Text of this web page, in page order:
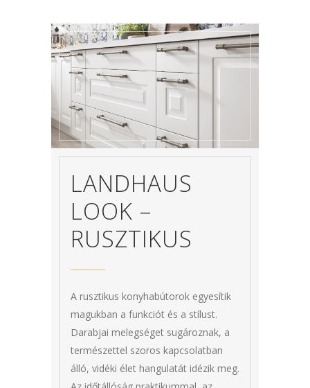
LANDHAUS
LOOK –
RUSZTIKUS
A rusztikus konyhabútorok egyesítik
magukban a funkciót és a stílust.
Darabjai melegséget sugároznak, a
természettel szoros kapcsolatban
álló, vidéki élet hangulatát idézik meg.